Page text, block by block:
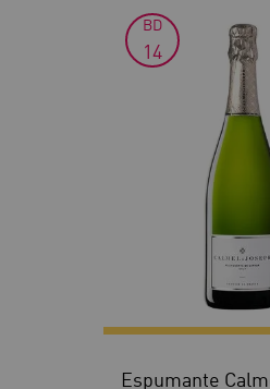
BD
14
Espumante